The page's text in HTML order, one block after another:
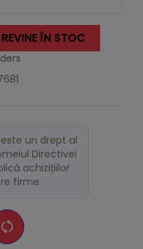
ÎN STOC
un drept al
Directivei
achizițiilor
firme.